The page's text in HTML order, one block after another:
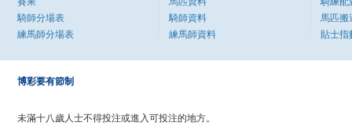
騎師分場表
練馬師分場表
騎師資料
練馬師資料
馬匹搬
貼士指
博彩要有節制
未滿十八歲人士不得投注或進入可投注的地方。